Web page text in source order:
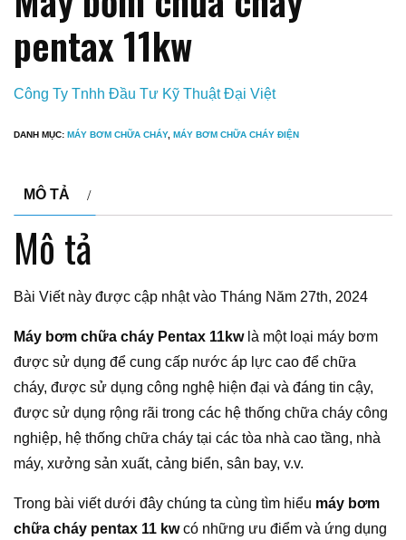
pentax 11kw
Công Ty Tnhh Đầu Tư Kỹ Thuật Đại Việt
DANH MỤC: MÁY BƠM CHỮA CHÁY, MÁY BƠM CHỮA CHÁY ĐIỆN
MÔ TẢ
Mô tả
Bài Viết này được cập nhật vào Tháng Năm 27th, 2024
Máy bơm chữa cháy Pentax 11kwlà một loại máy bơm
được sử dụng để cung cấp nước áp lực cao để chữa
cháy, được sử dụng công nghệ hiện đại và đáng tin cậy,
được sử dụng rộng rãi trong các hệ thống chữa cháy công
nghiệp, hệ thống chữa cháy tại các tòa nhà cao tầng, nhà
máy, xưởng sản xuất, cảng biển, sân bay, v.v.
Trong bài viết dưới đây chúng ta cùng tìm hiểu máy bơm
chữa cháy pentax 11 kwcó những ưu điểm và ứng dụng